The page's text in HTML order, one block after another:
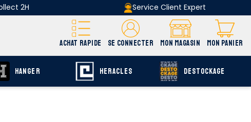
2H Service Client Expert
ACHAT RAPIDE SE CONNECTER MON MAGASIN MON PANIER
HANGER HERACLES DESTOCKAGE